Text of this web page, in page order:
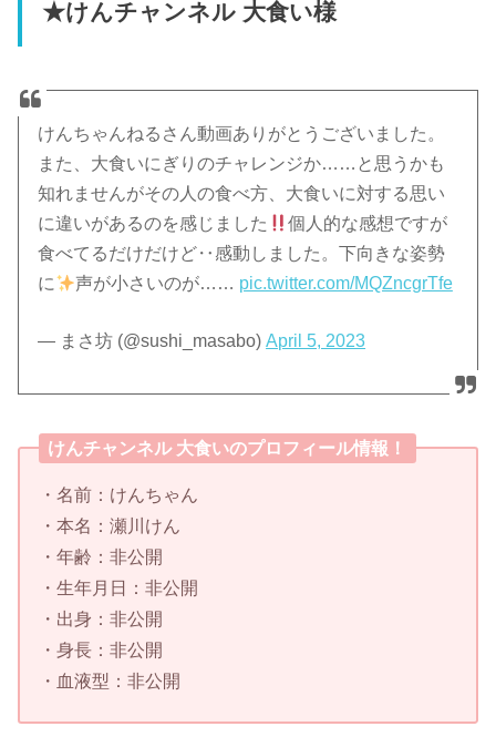
★けんチャンネル 大食い様
けんちゃんねるさん動画ありがとうございました。
また、大食いにぎりのチャレンジか……と思うかも
知れませんがその人の食べ方、大食いに対する思い
に違いがあるのを感じました
個人的な感想ですが
食べてるだけだけど‥感動しました。下向きな姿勢
に
声が小さいのが…… pic.twitter.com/MQZncgrTfe
— まさ坊 (@sushi_masabo)April 5, 2023
けんチャンネル 大食いのプロフィール情報！
・名前：けんちゃん
・本名：瀬川けん
・年齢：非公開
・生年月日：非公開
・出身：非公開
・身長：非公開
・血液型：非公開